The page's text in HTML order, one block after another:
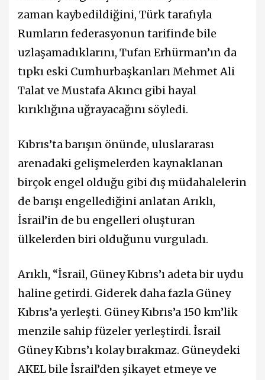
zaman kaybedildiğini, Türk tarafıyla
Rumların federasyonun tarifinde bile
uzlaşamadıklarını, Tufan Erhürman’ın da
tıpkı eski Cumhurbaşkanları Mehmet Ali
Talat ve Mustafa Akıncı gibi hayal
kırıklığına uğrayacağını söyledi.
Kıbrıs’ta barışın önünde, uluslararası
arenadaki gelişmelerden kaynaklanan
birçok engel olduğu gibi dış müdahalelerin
de barışı engellediğini anlatan Arıklı,
İsrail’in de bu engelleri oluşturan
ülkelerden biri olduğunu vurguladı.
Arıklı, “İsrail, Güney Kıbrıs’ı adeta bir uydu
haline getirdi. Giderek daha fazla Güney
Kıbrıs’a yerleşti. Güney Kıbrıs’a 150 km’lik
menzile sahip füzeler yerleştirdi. İsrail
Güney Kıbrıs’ı kolay bırakmaz. Güneydeki
AKEL bile İsrail’den şikayet etmeye ve